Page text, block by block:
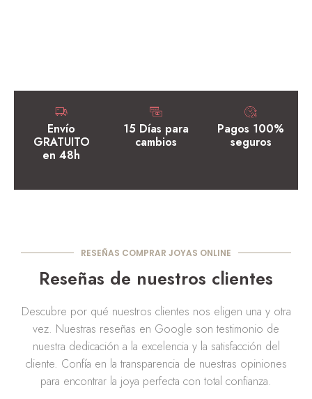
Envío
GRATUITO
en 48h
15 Días para
cambios
Pagos 100%
seguros
RESEÑAS COMPRAR JOYAS ONLINE
Reseñas de nuestros clientes
Descubre por qué nuestros clientes nos eligen una y otra
vez. Nuestras reseñas en Google son testimonio de
nuestra dedicación a la excelencia y la satisfacción del
cliente. Confía en la transparencia de nuestras opiniones
para encontrar la joya perfecta con total confianza.